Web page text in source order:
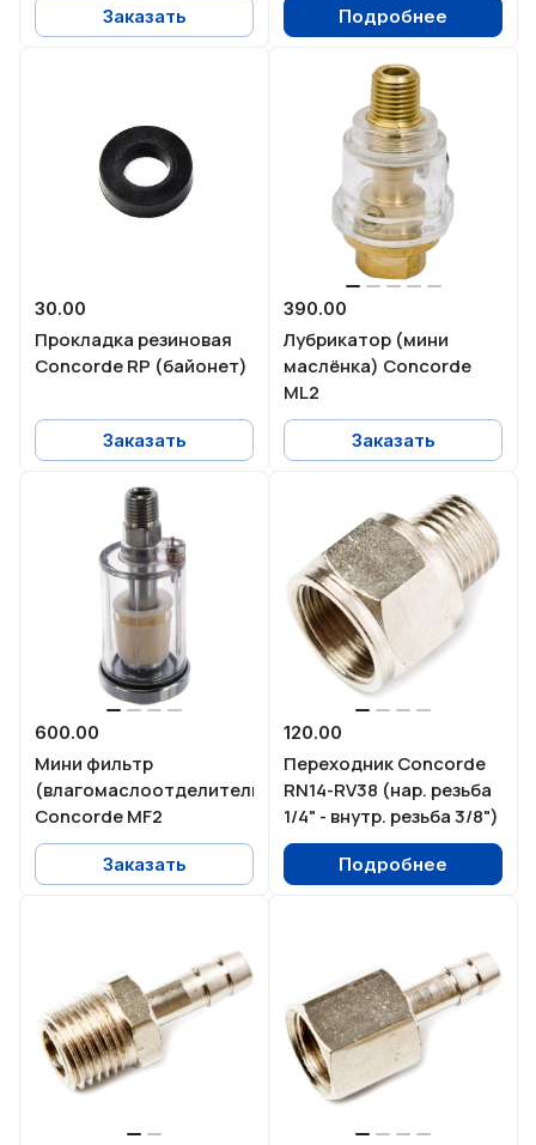
Заказать Подробнее
30.00
Прокладка резиновая
Concorde RP (байонет)
Заказать
390.00
Лубрикатор (мини
маслёнка) Concorde
ML2
Заказать
600.00
Мини фильтр
(влагомаслоотделитель)
Concorde MF2
Заказать
120.00
Переходник Concorde
RN14-RV38 (нар. резьба
1/4" - внутр. резьба 3/8")
Подробнее